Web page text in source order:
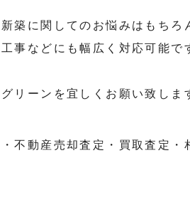
築に関してのお悩みはもち
事などにも幅広く対応可能で
リーンを宜しくお願い致しま
不動産売却査定・買取査定・